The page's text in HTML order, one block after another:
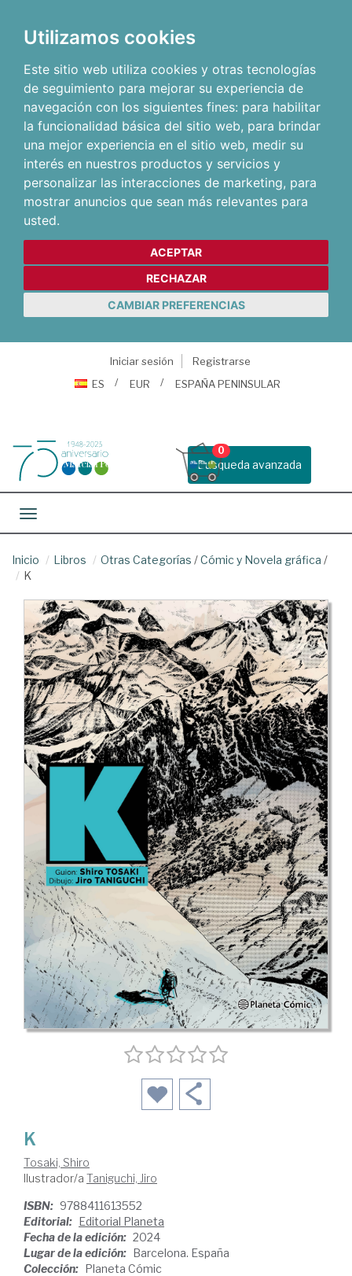
Utilizamos cookies
Este sitio web utiliza cookies y otras tecnologías
de seguimiento para mejorar su experiencia de
navegación con los siguientes fines: para habilitar
la funcionalidad básica del sitio web, para brindar
una mejor experiencia en el sitio web, medir su
interés en nuestros productos y servicios y
personalizar las interacciones de marketing, para
mostrar anuncios que sean más relevantes para
usted.
ACEPTAR
RECHAZAR
CAMBIAR PREFERENCIAS
Iniciar sesión
Registrarse
ES
EUR ESPAÑA PENINSULAR
Busqueda avanzada
0
Toggle navigation
Inicio Libros Otras Categorías /Cómic y Novela gráfica /
K
K
Tosaki, Shiro
Ilustrador/a Taniguchi, Jiro
ISBN: 9788411613552
Editorial: Editorial Planeta
Fecha de la edición: 2024
Lugar de la edición: Barcelona. España
Colección: Planeta Cómic